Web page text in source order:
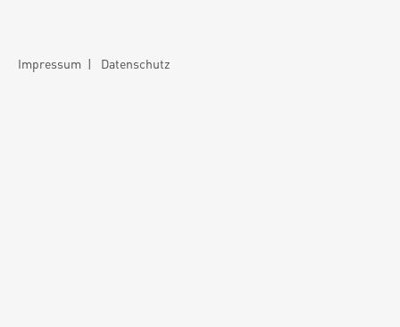
Impressum | Datenschutz